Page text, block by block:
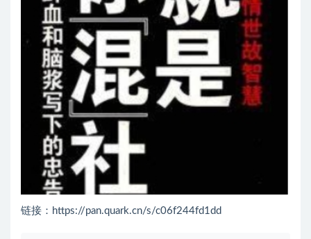
链接：https://pan.quark.cn/s/c06f244fd1dd